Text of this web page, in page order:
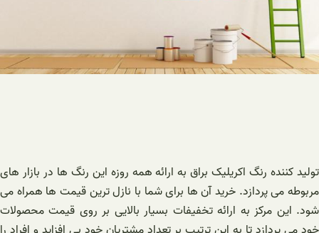
تولید کننده رنگ اکریلیک براق به ارائه همه روزه این رنگ ها در بازار های
مربوطه می پردازد. خرید آن ها برای شما با نازل ترین قیمت ها همراه می
شود. این مرکز به ارائه تخفیفات بسیار بالایی بر روی قیمت محصولات